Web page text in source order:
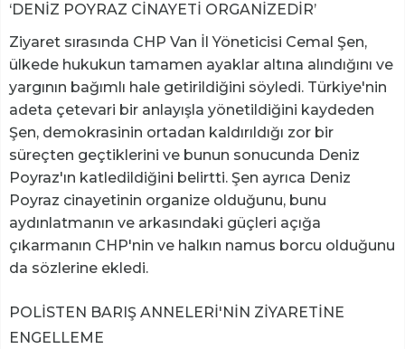
‘DENİZ POYRAZ CİNAYETİ ORGANİZEDİR’
Ziyaret sırasında CHP Van İl Yöneticisi Cemal Şen,
ülkede hukukun tamamen ayaklar altına alındığını ve
yargının bağımlı hale getirildiğini söyledi. Türkiye'nin
adeta çetevari bir anlayışla yönetildiğini kaydeden
Şen, demokrasinin ortadan kaldırıldığı zor bir
süreçten geçtiklerini ve bunun sonucunda Deniz
Poyraz'ın katledildiğini belirtti. Şen ayrıca Deniz
Poyraz cinayetinin organize olduğunu, bunu
aydınlatmanın ve arkasındaki güçleri açığa
çıkarmanın CHP'nin ve halkın namus borcu olduğunu
da sözlerine ekledi.
POLİSTEN BARIŞ ANNELERİ'NİN ZİYARETİNE
ENGELLEME